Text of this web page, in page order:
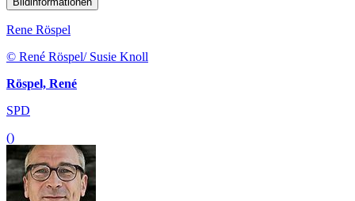
© René Röspel/ Susie Knoll
Röspel, René
SPD
()